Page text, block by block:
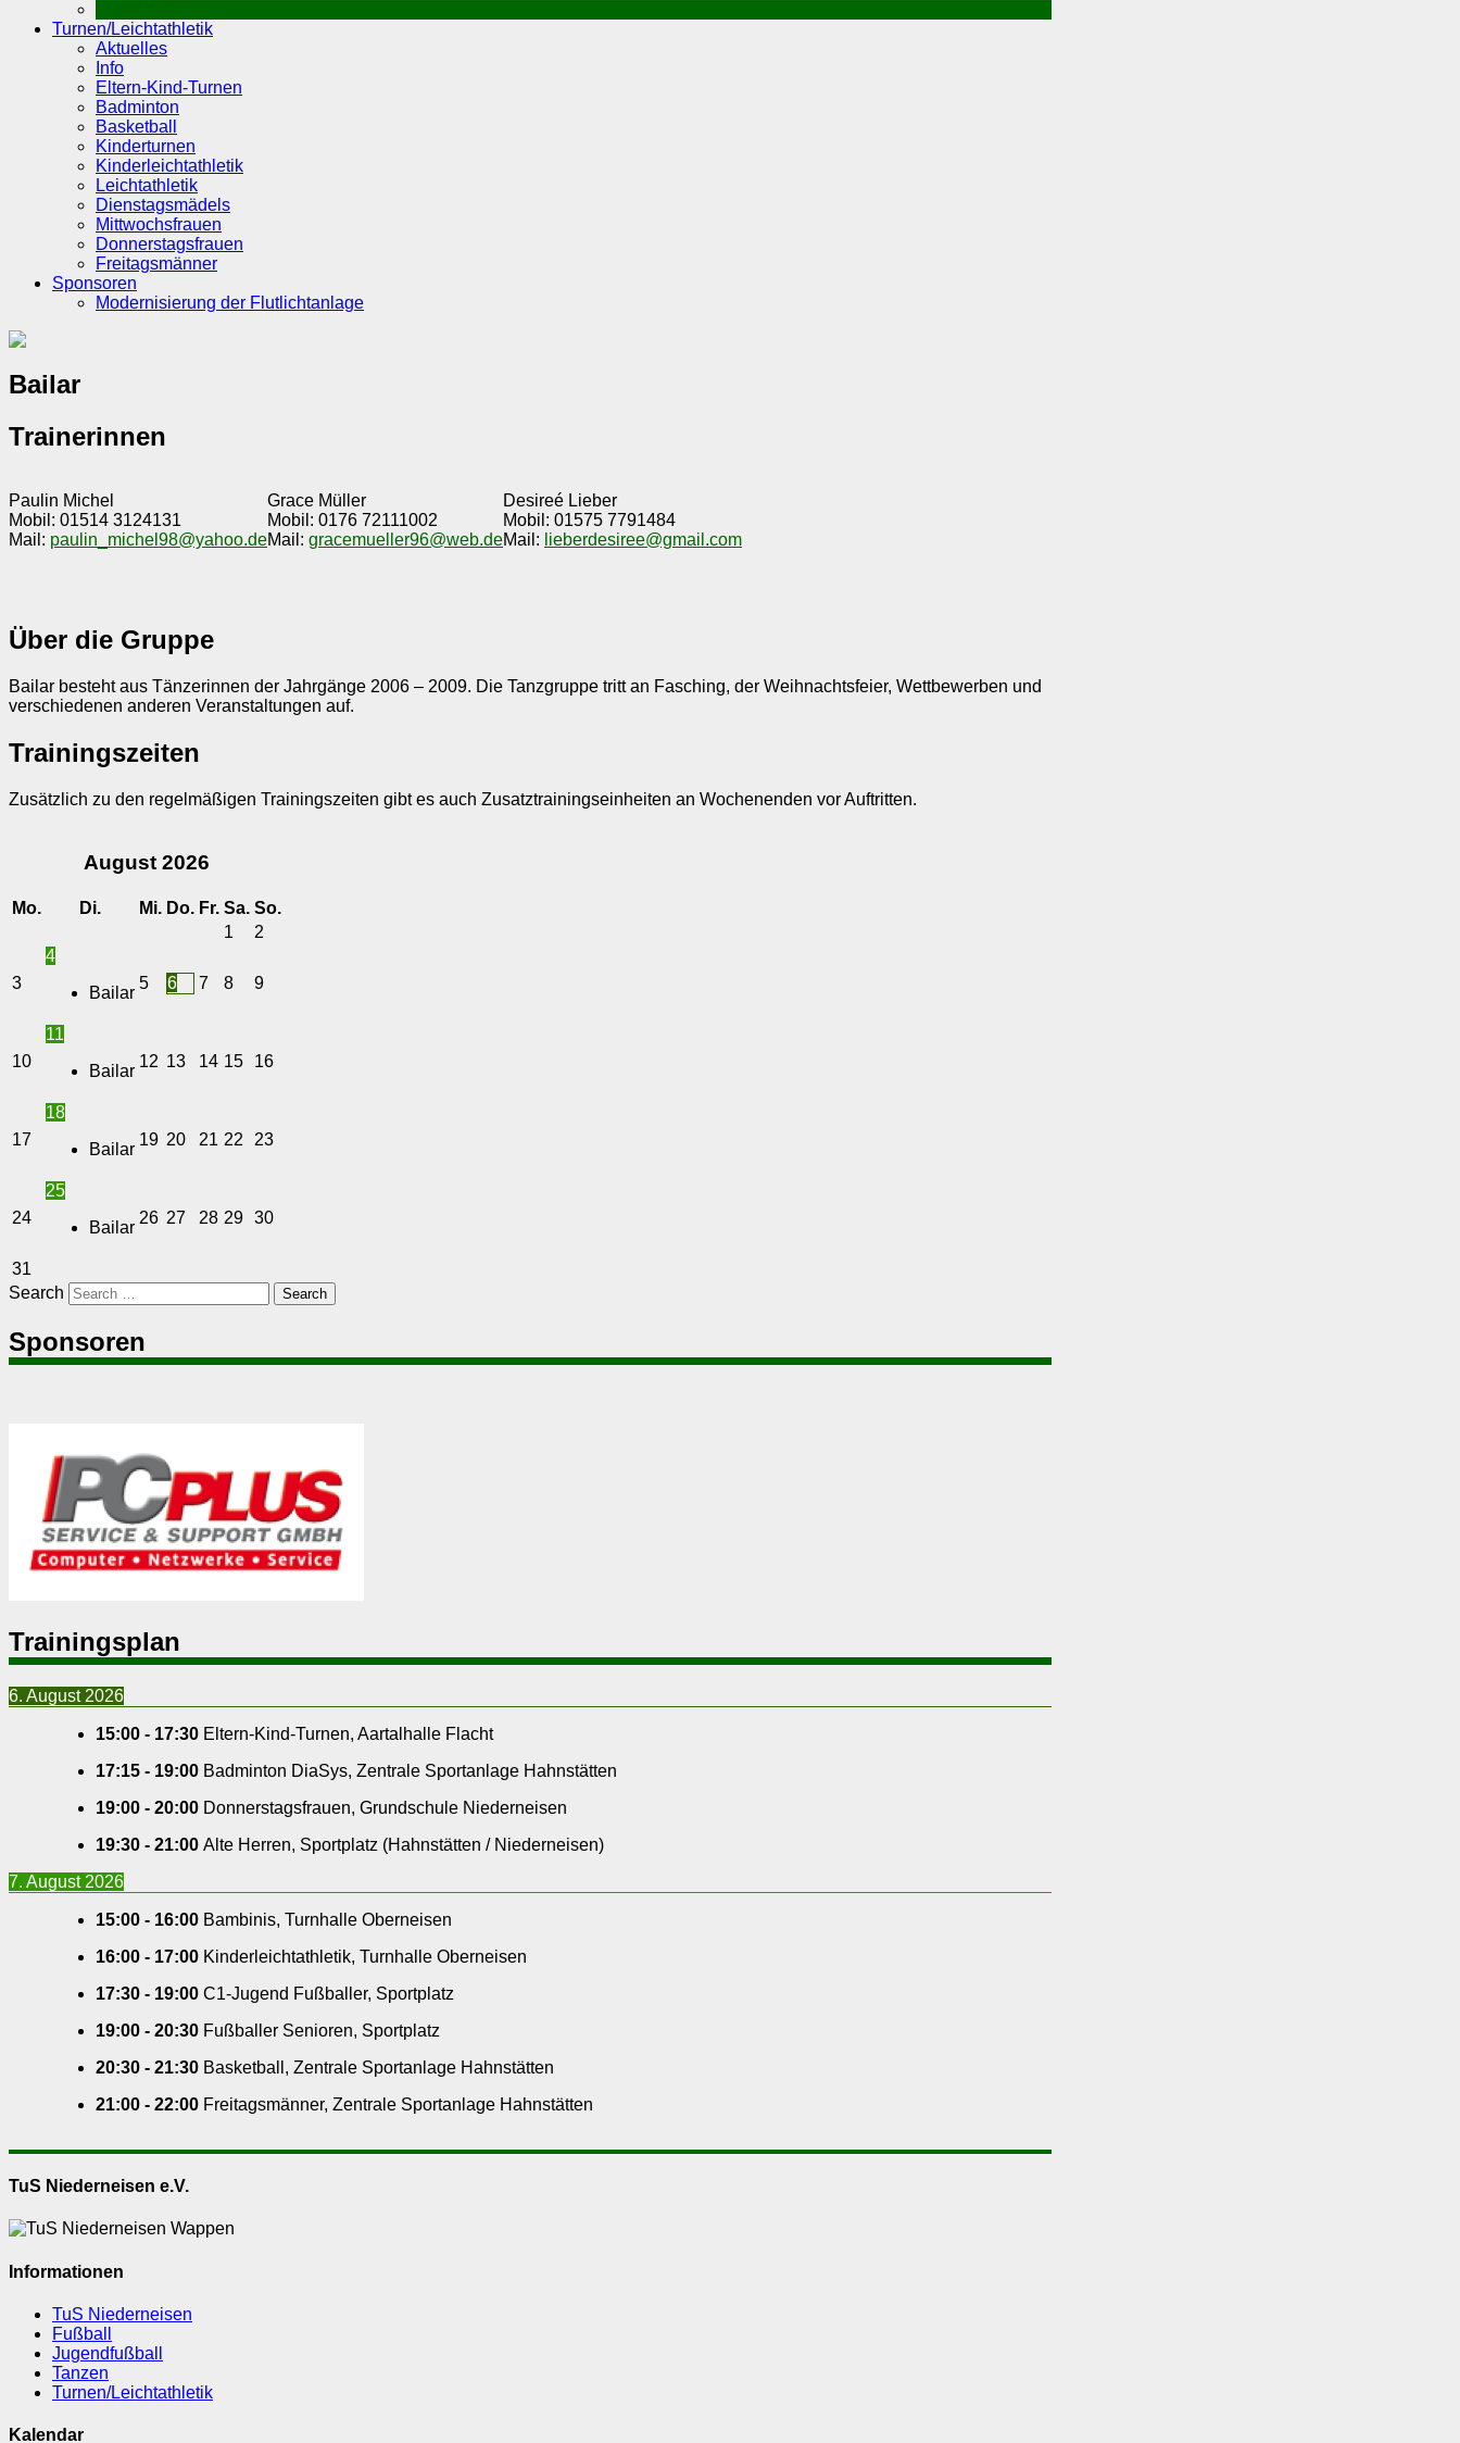
Turnen/Leichtathletik
Aktuelles
Info
Eltern-Kind-Turnen
Badminton
Basketball
Kinderturnen
Kinderleichtathletik
Leichtathletik
Dienstagsmädels
Mittwochsfrauen
Donnerstagsfrauen
Freitagsmänner
Sponsoren
Modernisierung der Flutlichtanlage
Bailar
Trainerinnen
Paulin Michel
Mobil: 01514 3124131
Mail: paulin_michel98@yahoo.de
Grace Müller
Mobil: 0176 72111002
Mail: gracemueller96@web.de
Desireé Lieber
Mobil: 01575 7791484
Mail: lieberdesiree@gmail.com
Über die Gruppe
Bailar besteht aus Tänzerinnen der Jahrgänge 2006 – 2009. Die Tanzgruppe tritt an Fasching, der Weihnachtsfeier, Wettbewerben und
verschiedenen anderen Veranstaltungen auf.
Trainingszeiten
Zusätzlich zu den regelmäßigen Trainingszeiten gibt es auch Zusatztrainingseinheiten an Wochenenden vor Auftritten.
August 2026
Mo. Di. Mi. Do. Fr. Sa. So.
1
2
3
4
Bailar
5 6 7 8 9
10
11
Bailar
12 13 14 15 16
17
18
Bailar
19 20 21 22 23
24
25
Bailar
26 27 28 29 30
31
Search
Sponsoren
Trainingsplan
6. August 2026
15:00 - 17:30 Eltern-Kind-Turnen, Aartalhalle Flacht
17:15 - 19:00 Badminton DiaSys, Zentrale Sportanlage Hahnstätten
19:00 - 20:00 Donnerstagsfrauen, Grundschule Niederneisen
19:30 - 21:00 Alte Herren, Sportplatz (Hahnstätten / Niederneisen)
7. August 2026
15:00 - 16:00 Bambinis, Turnhalle Oberneisen
16:00 - 17:00 Kinderleichtathletik, Turnhalle Oberneisen
17:30 - 19:00 C1-Jugend Fußballer, Sportplatz
19:00 - 20:30 Fußballer Senioren, Sportplatz
20:30 - 21:30 Basketball , Zentrale Sportanlage Hahnstätten
21:00 - 22:00 Freitagsmänner, Zentrale Sportanlage Hahnstätten
TuS Niederneisen e.V.
Informationen
TuS Niederneisen
Fußball
Jugendfußball
Tanzen
Turnen/Leichtathletik
Kalendar